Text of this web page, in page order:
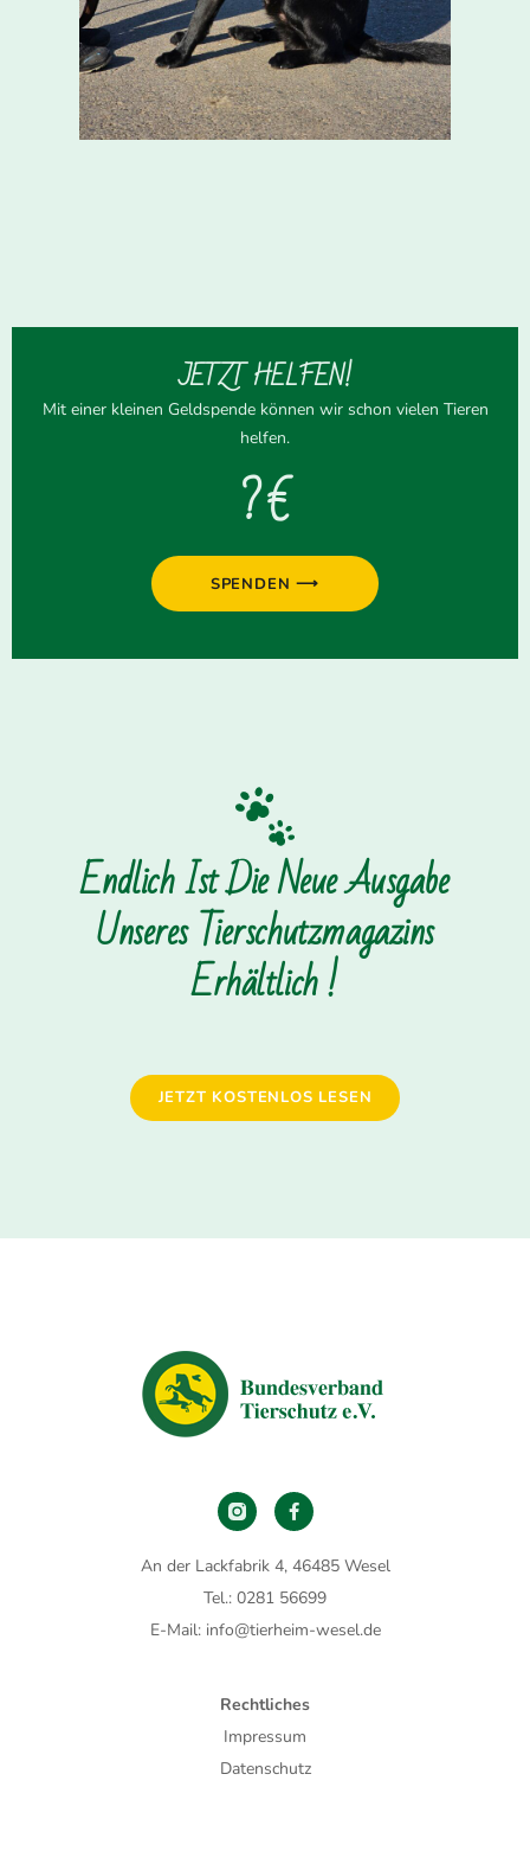
JETZT HELFEN!
Mit einer kleinen Geldspende können wir schon vielen Tieren
helfen.
? €
SPENDEN ⟶
Endlich Ist Die Neue Ausgabe
Unseres Tierschutzmagazins
Erhältlich !
JETZT KOSTENLOS LESEN
An der Lackfabrik 4, 46485 Wesel
Tel.: 0281 56699
E-Mail: info@tierheim-wesel.de
Rechtliches
Impressum
Datenschutz